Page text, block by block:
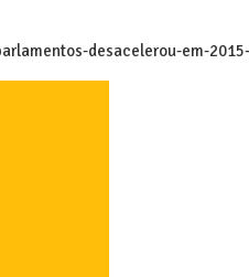
desacelerou-em-